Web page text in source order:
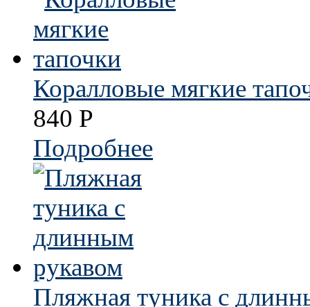
Коралловые мягкие
840 Р
Подробнее
Пляжная туника с